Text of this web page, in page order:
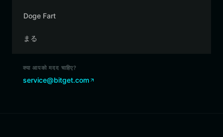
Doge Fart
まる
क्या आपको मदद चाहिए?
service@bitget.com